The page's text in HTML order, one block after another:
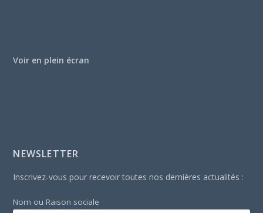
Voir en plein écran
NEWSLETTER
Inscrivez-vous pour recevoir toutes nos dernières actualités :
Nom ou Raison sociale